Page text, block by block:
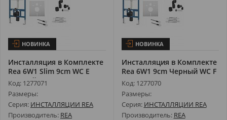
НОВИНКА
Инсталляция в Комплекте
Rea 6W1 Slim 9cm WC E
Черный...
Код: 1277071
Размеры:
Серия: ИНСТАЛЛЯЦИИ REA
Производитель: REA
НОВИНКА
Инсталляция в Комплекте
Rea 6W1 9cm Черный WC F
REA-...
Код: 1277070
Размеры:
Серия: ИНСТАЛЛЯЦИИ REA
Производитель: REA